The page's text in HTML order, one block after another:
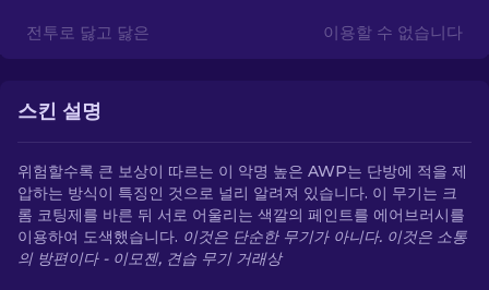
전투로 닳고 닳은 이용할 수 없습니다
스킨 설명
위험할수록 큰 보상이 따르는 이 악명 높은 AWP는 단방에 적을 제
압하는 방식이 특징인 것으로 널리 알려져 있습니다. 이 무기는 크
롬 코팅제를 바른 뒤 서로 어울리는 색깔의 페인트를 에어브러시를
이용하여 도색했습니다. 이것은 단순한 무기가 아니다. 이것은 소통
의 방편이다 - 이모젠, 견습 무기 거래상